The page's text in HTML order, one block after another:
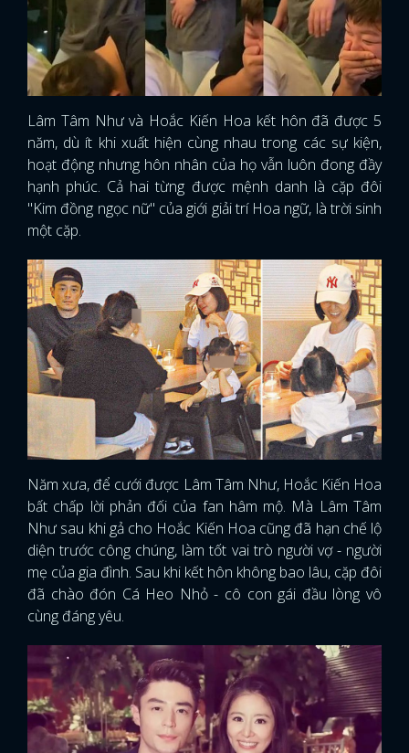
Lâm Tâm Như và Hoắc Kiến Hoa kết hôn đã được 5
năm, dù ít khi xuất hiện cùng nhau trong các sự kiện,
hoạt động nhưng hôn nhân của họ vẫn luôn đong đầy
hạnh phúc. Cả hai từng được mệnh danh là cặp đôi
"Kim đồng ngọc nữ" của giới giải trí Hoa ngữ, là trời sinh
một cặp.
Năm xưa, để cưới được Lâm Tâm Như, Hoắc Kiến Hoa
bất chấp lời phản đối của fan hâm mộ. Mà Lâm Tâm
Như sau khi gả cho Hoắc Kiến Hoa cũng đã hạn chế lộ
diện trước công chúng, làm tốt vai trò người vợ - người
mẹ của gia đình. Sau khi kết hôn không bao lâu, cặp đôi
đã chào đón Cá Heo Nhỏ - cô con gái đầu lòng vô
cùng đáng yêu.